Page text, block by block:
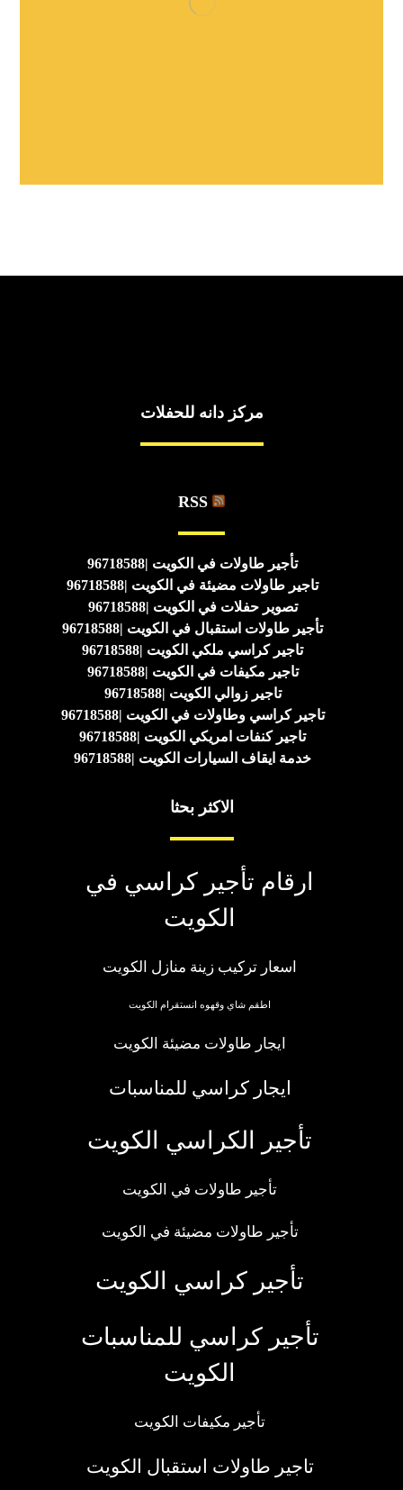
مركز دانه للحفلات
RSS
تأجير طاولات في الكويت |96718588
تاجير طاولات مضيئة في الكويت |96718588
تصوير حفلات في الكويت |96718588
تأجير طاولات استقبال في الكويت |96718588
تاجير كراسي ملكي الكويت |96718588
تاجير مكيفات في الكويت |96718588
تاجير زوالي الكويت |96718588
تاجير كراسي وطاولات في الكويت |96718588
تاجير كنفات امريكي الكويت |96718588
خدمة ايقاف السيارات الكويت |96718588
الاكثر بحثا
ارقام تأجير كراسي في
الكويت
اسعار تركيب زينة منازل الكويت
اطقم شاي وقهوه انستقرام الكويت
ايجار طاولات مضيئة الكويت
ايجار كراسي للمناسبات
تأجير الكراسي الكويت
تأجير طاولات في الكويت
تأجير طاولات مضيئة في الكويت
تأجير كراسي الكويت
تأجير كراسي للمناسبات
الكويت
تأجير مكيفات الكويت
تاجير طاولات استقبال الكويت